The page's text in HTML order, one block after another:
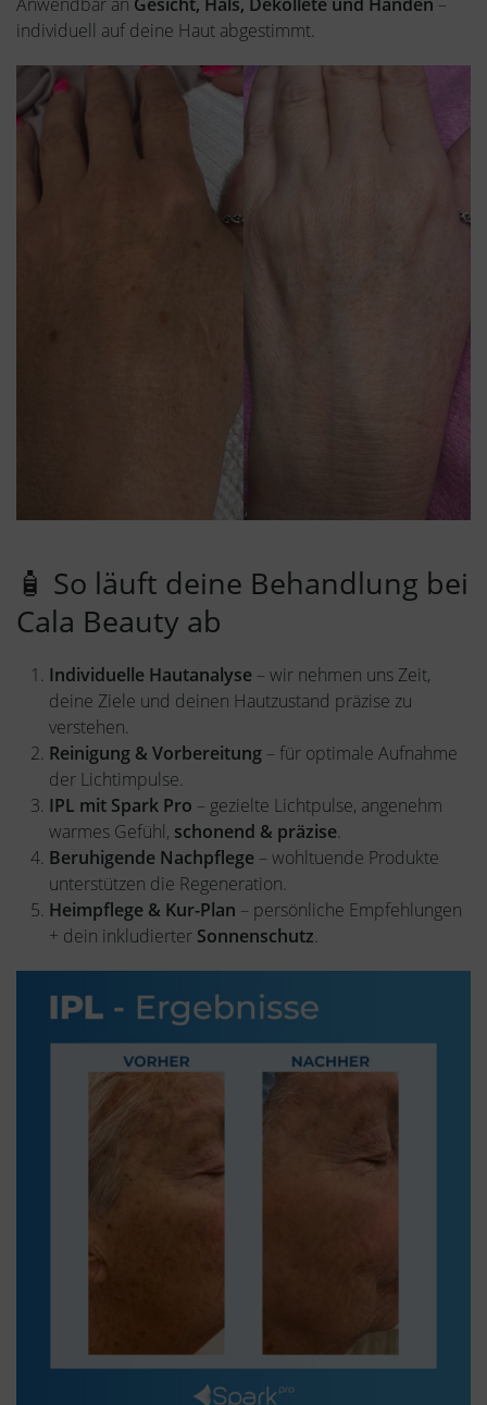
individuell auf deine Haut abgestimmt.
🧴 So läuft deine Behandlung bei
Cala Beauty ab
Individuelle Hautanalyse – wir nehmen uns Zeit,
deine Ziele und deinen Hautzustand präzise zu
verstehen.
Reinigung & Vorbereitung – für optimale Aufnahme
der Lichtimpulse.
IPL mit Spark Pro – gezielte Lichtpulse, angenehm
warmes Gefühl, schonend & präzise.
Beruhigende Nachpflege – wohltuende Produkte
unterstützen die Regeneration.
Heimpflege & Kur-Plan – persönliche Empfehlungen
+ dein inkludierter Sonnenschutz.